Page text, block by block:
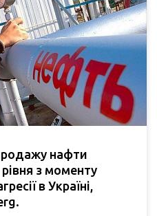
нафти
з моменту
в Україні,